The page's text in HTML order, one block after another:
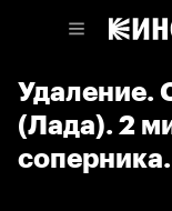
Удаление.
(Лада). 2
соперника.